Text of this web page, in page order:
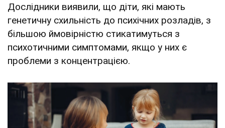
Дослідники виявили, що діти, які мають
генетичну схильність до психічних розладів, з
більшою ймовірністю стикатимуться з
психотичними симптомами, якщо у них є
проблеми з концентрацією.